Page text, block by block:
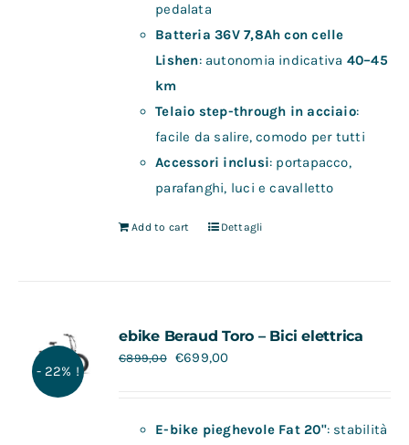
pedalata
Batteria 36V 7,8Ah con celle
Lishen: autonomia indicativa 40–45
km
Telaio step-through in acciaio:
facile da salire, comodo per tutti
Accessori inclusi: portapacco,
parafanghi, luci e cavalletto
Add to cart Dettagli
- 22% !
ebike Beraud Toro – Bici elettrica
€899,00 €699,00
E-bike pieghevole Fat 20": stabilità